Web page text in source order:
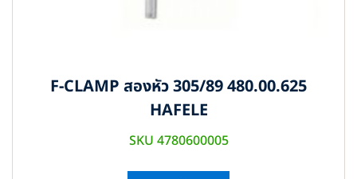
F-CLAMP สองหัว 305/89 480.00.625
HAFELE
SKU 4780600005